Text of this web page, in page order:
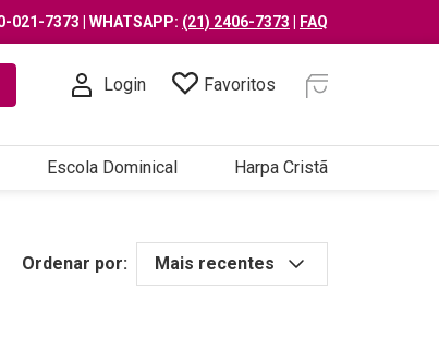
021-7373 | WHATSAPP: (21) 2406-7373 FAQ
Login Favoritos
Escola Dominical Harpa Cristã
Ordenar por: Mais recentes